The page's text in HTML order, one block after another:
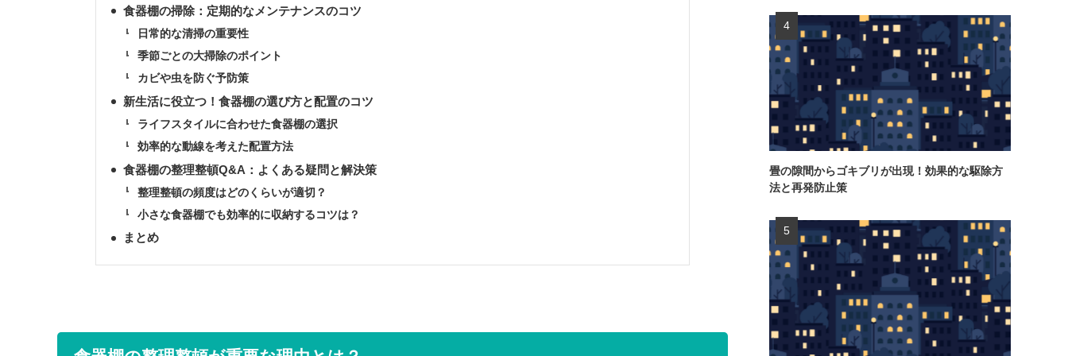
食器棚の掃除：定期的なメンテナンスのコツ
日常的な清掃の重要性
季節ごとの大掃除のポイント
カビや虫を防ぐ予防策
新生活に役立つ！食器棚の選び方と配置のコツ
ライフスタイルに合わせた食器棚の選択
効率的な動線を考えた配置方法
食器棚の整理整頓Q&A：よくある疑問と解決策
整理整頓の頻度はどのくらいが適切？
小さな食器棚でも効率的に収納するコツは？
まとめ
畳の隙間からゴキブリが出現！効果的な駆除方
法と再発防止策